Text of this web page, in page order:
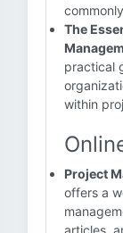
The
practical
within
Project
offers a
articles,